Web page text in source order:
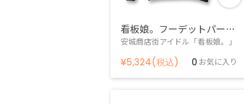
看板娘。フーデットパーカー2019（カラー）
安城商店街アイドル「看板娘。」
¥5,324(税込) 0 お気に入り